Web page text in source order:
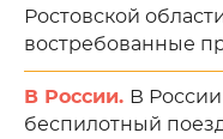
Ростовской
востребованные
В России. В
беспилотный